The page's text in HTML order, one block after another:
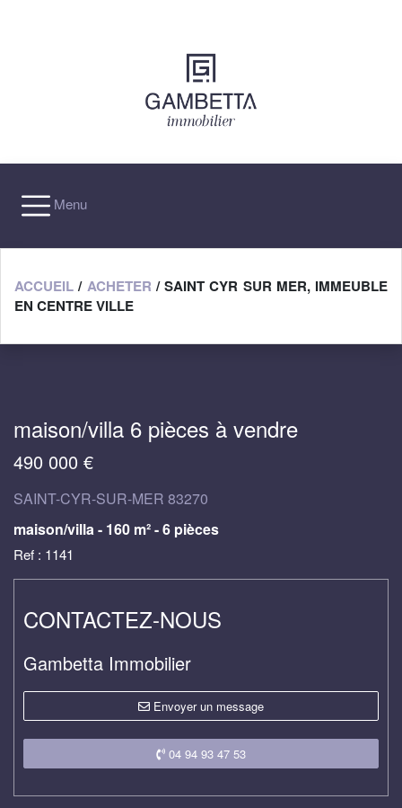
Menu
ACCUEIL / ACHETER / SAINT CYR SUR MER, IMMEUBLE
EN CENTRE VILLE
maison/villa 6 pièces à vendre
490 000 €
SAINT-CYR-SUR-MER 83270
maison/villa - 160 m² - 6 pièces
Ref : 1141
CONTACTEZ-NOUS
Gambetta Immobilier
Envoyer un message
04 94 93 47 53